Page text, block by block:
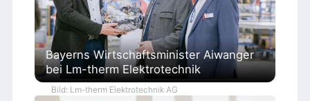
Bayerns Wirtschaftsminister Aiwanger
bei Lm-therm Elektrotechnik
Bild: Lm-therm Elektrotechnik AG